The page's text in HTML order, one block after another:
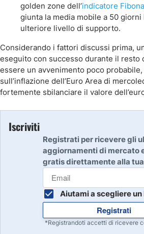
golden zone dell’indicatore
giunta la media mobile a 50
ulteriore livello di supporto.
Considerando i fattori discussi prima,
eseguito con successo durante il resto
essere un avvenimento poco
sull’inflazione dell’Euro Area di
fortemente sbilanciare il valore
Iscriviti
Registrati per ricevere gli
aggiornamenti di mercato
gratis direttamente alla
Aiutami a scegliere
Registrati
*Registrandoti accetti di ricevere